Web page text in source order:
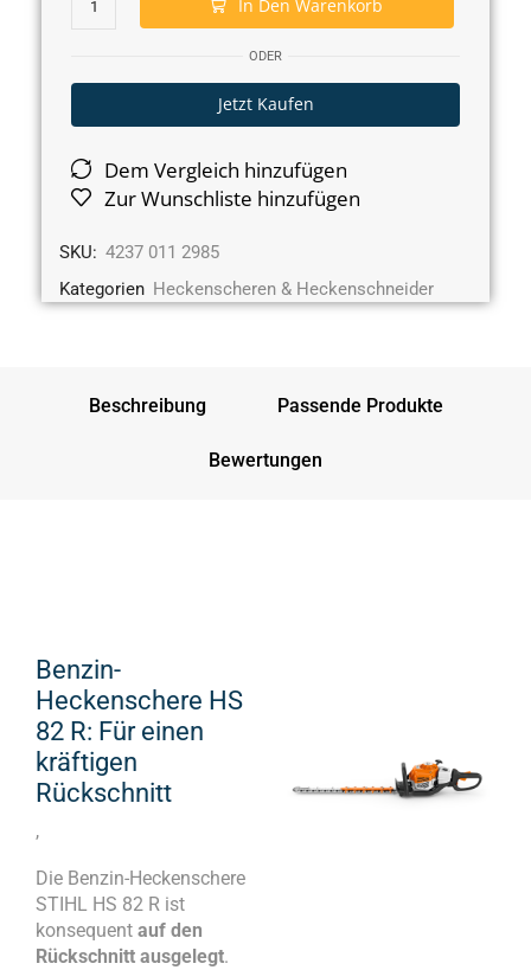
In Den Warenkorb
ODER
Jetzt Kaufen
Dem Vergleich hinzufügen
Zur Wunschliste hinzufügen
SKU: 4237 011 2985
Kategorien Heckenscheren & Heckenschneider
Beschreibung Passende Produkte
Bewertungen
Benzin-
Heckenschere HS
82 R: Für einen
kräftigen
Rückschnitt
,
Die Benzin-Heckenschere
STIHL HS 82 R ist
konsequent auf den
Rückschnitt ausgelegt.